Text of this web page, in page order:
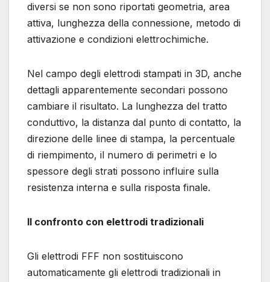
diversi se non sono riportati geometria, area
attiva, lunghezza della connessione, metodo di
attivazione e condizioni elettrochimiche.
Nel campo degli elettrodi stampati in 3D, anche
dettagli apparentemente secondari possono
cambiare il risultato. La lunghezza del tratto
conduttivo, la distanza dal punto di contatto, la
direzione delle linee di stampa, la percentuale
di riempimento, il numero di perimetri e lo
spessore degli strati possono influire sulla
resistenza interna e sulla risposta finale.
Il confronto con elettrodi tradizionali
Gli elettrodi FFF non sostituiscono
automaticamente gli elettrodi tradizionali in